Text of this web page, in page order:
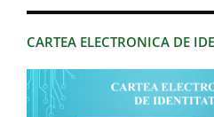
CARTEA ELECTRONICA DE